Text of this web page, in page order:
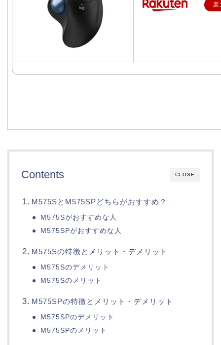
楽
CLOSE
Contents
M575SとM575SPどちらがおすすめ？
M575Sがおすすめな人
M575SPがおすすめな人
M575Sの特徴とメリット・デメリット
M575Sのデメリット
M575Sのメリット
M575SPの特徴とメリット・デメリット
M575SPのデメリット
M575SPのメリット